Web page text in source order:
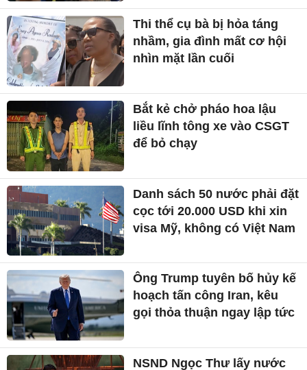
Thi thể cụ bà bị hỏa táng
nhầm, gia đình mất cơ hội
nhìn mặt lần cuối
Bắt kẻ chở pháo hoa lậu
liều lĩnh tông xe vào CSGT
để bỏ chạy
Danh sách 50 nước phải đặt
cọc tới 20.000 USD khi xin
visa Mỹ, không có Việt Nam
Ông Trump tuyên bố hủy kế
hoạch tấn công Iran, kêu
gọi thỏa thuận ngay lập tức
NSND Ngọc Thư lấy nước